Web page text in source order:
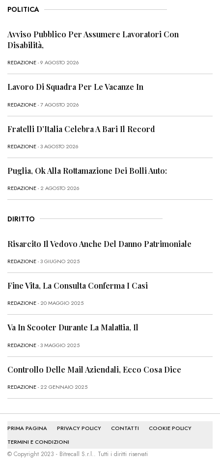
POLITICA
Avviso Pubblico Per Assumere Lavoratori Con
Disabilità,
REDAZIONE- 9 AGOSTO 2026
Lavoro Di Squadra Per Le Vacanze In
REDAZIONE- 7 AGOSTO 2026
Fratelli D’Italia Celebra A Bari Il Record
REDAZIONE- 3 AGOSTO 2026
Puglia, Ok Alla Rottamazione Dei Bolli Auto:
REDAZIONE- 2 AGOSTO 2026
DIRITTO
Risarcito Il Vedovo Anche Del Danno Patrimoniale
REDAZIONE- 3 GIUGNO 2025
Fine Vita, La Consulta Conferma I Casi
REDAZIONE- 20 MAGGIO 2025
Va In Scooter Durante La Malattia, Il
REDAZIONE- 3 MAGGIO 2025
Controllo Delle Mail Aziendali, Ecco Cosa Dice
REDAZIONE- 22 GENNAIO 2025
PRIMA PAGINA PRIVACY POLICY CONTATTI
COOKIE POLICY
TERMINI E CONDIZIONI
© Copyright 2023 - Bitrecall S.r.l.. Tutti i diritti riservati